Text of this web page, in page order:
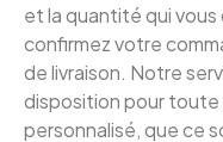
et la quantité qui
confirmez votre
de livraison. Notre
disposition pour
personnalisé, que ce